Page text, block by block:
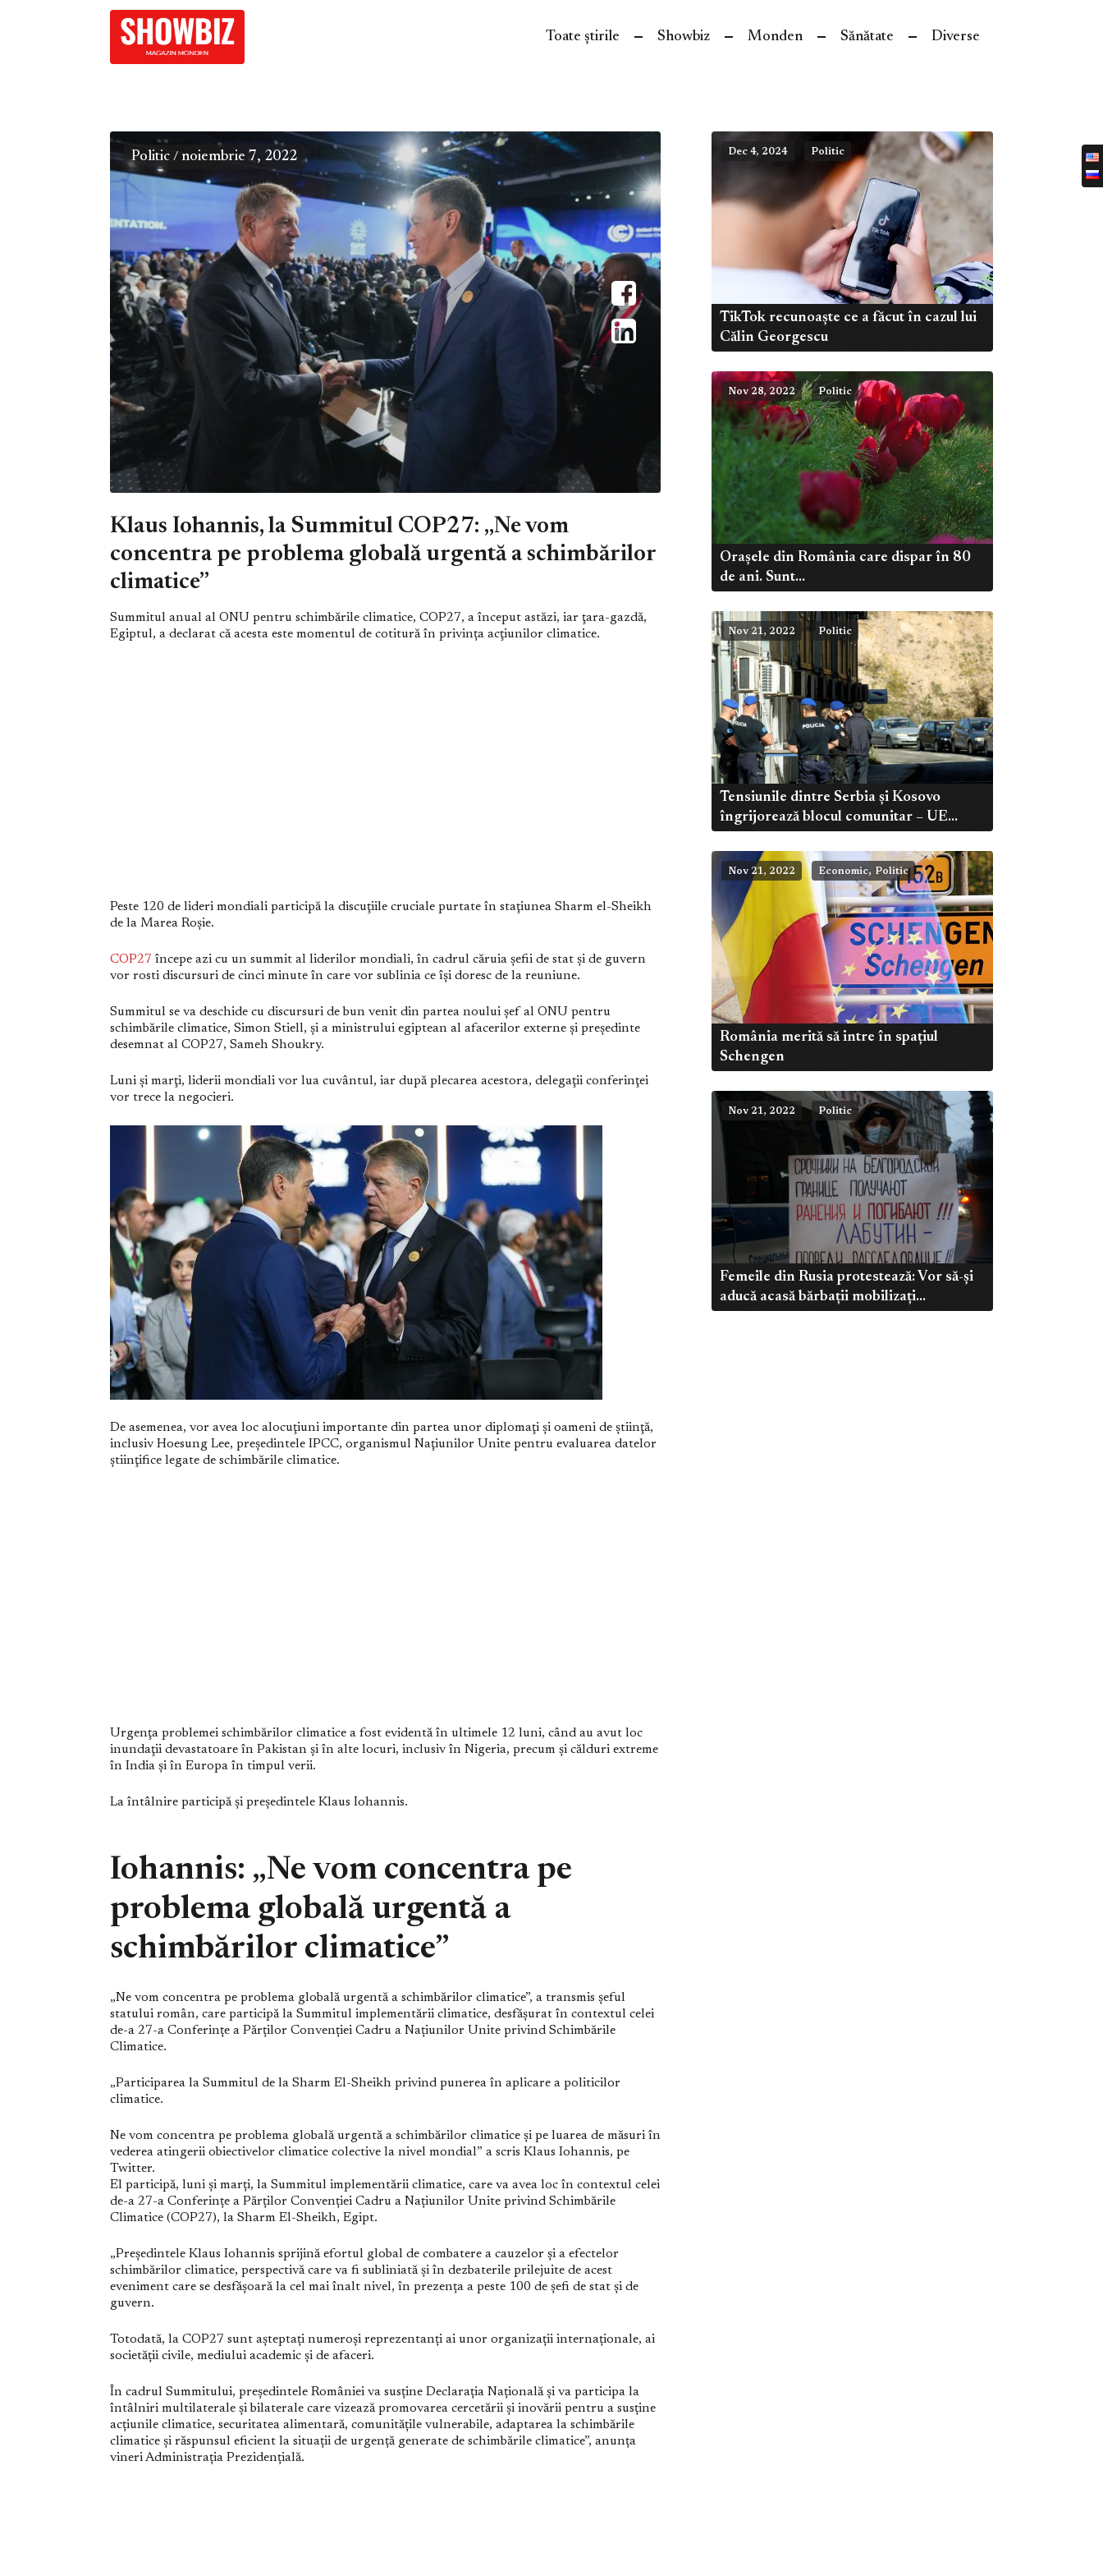
Toate știrile Showbiz Monden Sănătate Diverse
Politic / noiembrie 7, 2022
Klaus Iohannis, la Summitul COP27: „Ne vom
concentra pe problema globală urgentă a schimbărilor
climatice”
Summitul anual al ONU pentru schimbările climatice, COP27, a început astăzi, iar ţara-gazdă,
Egiptul, a declarat că acesta este momentul de cotitură în privința acţiunilor climatice.
Peste 120 de lideri mondiali participă la discuţiile cruciale purtate în staţiunea Sharm el-Sheikh
de la Marea Roşie.
COP27 începe azi cu un summit al liderilor mondiali, în cadrul căruia şefii de stat şi de guvern
vor rosti discursuri de cinci minute în care vor sublinia ce îşi doresc de la reuniune.
Summitul se va deschide cu discursuri de bun venit din partea noului şef al ONU pentru
schimbările climatice, Simon Stiell, şi a ministrului egiptean al afacerilor externe şi preşedinte
desemnat al COP27, Sameh Shoukry.
Luni şi marţi, liderii mondiali vor lua cuvântul, iar după plecarea acestora, delegaţii conferinţei
vor trece la negocieri.
De asemenea, vor avea loc alocuţiuni importante din partea unor diplomaţi şi oameni de ştiinţă,
inclusiv Hoesung Lee, preşedintele IPCC, organismul Naţiunilor Unite pentru evaluarea datelor
ştiinţifice legate de schimbările climatice.
Urgenţa problemei schimbărilor climatice a fost evidentă în ultimele 12 luni, când au avut loc
inundaţii devastatoare în Pakistan şi în alte locuri, inclusiv în Nigeria, precum şi călduri extreme
în India şi în Europa în timpul verii.
La întâlnire participă şi preşedintele Klaus Iohannis.
Iohannis: „Ne vom concentra pe
problema globală urgentă a
schimbărilor climatice”
„Ne vom concentra pe problema globală urgentă a schimbărilor climatice”, a transmis şeful
statului român, care participă la Summitul implementării climatice, desfășurat în contextul celei
de-a 27-a Conferințe a Părților Convenției Cadru a Națiunilor Unite privind Schimbările
Climatice.
„Participarea la Summitul de la Sharm El-Sheikh privind punerea în aplicare a politicilor
climatice.
Ne vom concentra pe problema globală urgentă a schimbărilor climatice și pe luarea de măsuri în
vederea atingerii obiectivelor climatice colective la nivel mondial” a scris Klaus Iohannis, pe
Twitter.
El participă, luni și marți, la Summitul implementării climatice, care va avea loc în contextul celei
de-a 27-a Conferințe a Părților Convenției Cadru a Națiunilor Unite privind Schimbările
Climatice (COP27), la Sharm El-Sheikh, Egipt.
„Președintele Klaus Iohannis sprijină efortul global de combatere a cauzelor și a efectelor
schimbărilor climatice, perspectivă care va fi subliniată și în dezbaterile prilejuite de acest
eveniment care se desfășoară la cel mai înalt nivel, în prezența a peste 100 de șefi de stat și de
guvern.
Totodată, la COP27 sunt așteptați numeroși reprezentanți ai unor organizații internaționale, ai
societății civile, mediului academic și de afaceri.
În cadrul Summitului, președintele României va susține Declarația Națională și va participa la
întâlniri multilaterale și bilaterale care vizează promovarea cercetării și inovării pentru a susține
acțiunile climatice, securitatea alimentară, comunitățile vulnerabile, adaptarea la schimbările
climatice și răspunsul eficient la situații de urgență generate de schimbările climatice”, anunța
vineri Administrația Prezidențială.
Dec 4, 2024 Politic
TikTok recunoaște ce a făcut în cazul lui
Călin Georgescu
Nov 28, 2022 Politic
Orașele din România care dispar în 80
de ani. Sunt...
Nov 21, 2022 Politic
Tensiunile dintre Serbia și Kosovo
îngrijorează blocul comunitar – UE...
Nov 21, 2022 Economic, Politic
România merită să intre în spațiul
Schengen
Nov 21, 2022 Politic
Femeile din Rusia protestează: Vor să-și
aducă acasă bărbații mobilizați...